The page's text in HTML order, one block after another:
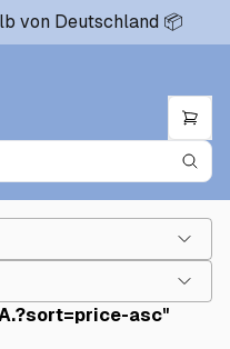
von Deutschland 📦
asc"